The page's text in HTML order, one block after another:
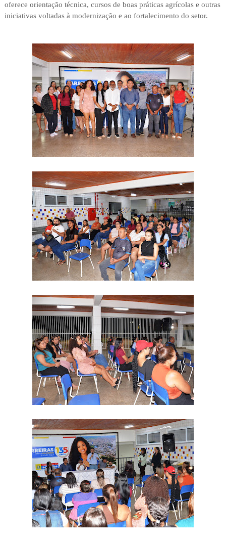
oferece orientação técnica, cursos de boas práticas agrícolas e outras
iniciativas voltadas à modernização e ao fortalecimento do setor.